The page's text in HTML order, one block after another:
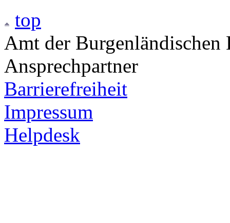
top
Amt der
Ansprechpartner
Barrierefreiheit
Impressum
Helpdesk